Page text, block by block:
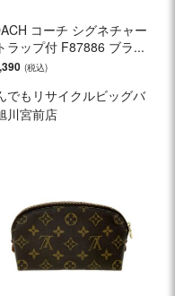
コーチ シグネチャー
ラップ付 F87886 ブラ...
でもリサイクルビッグバ
川宮前店